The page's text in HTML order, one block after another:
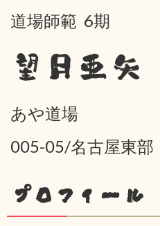
道場師範 6期
望月亜矢
あや道場
005-05/名古屋東部
プロフィール